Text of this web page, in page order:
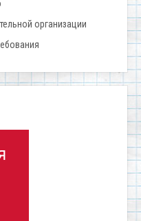
организации